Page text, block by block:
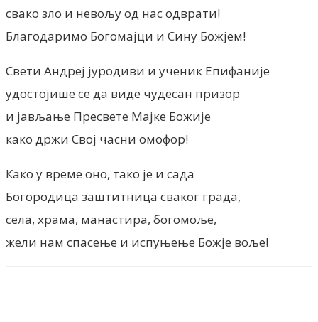
свако зло и невољу од нас одврати!
Благодаримо Богомајци и Сину Божјем!
Свети Андреј јуродиви и ученик Епифаније
удостојише се да виде чудесан призор
и јављање Пресвете Мајке Божије
како држи Свој часни омофор!
Како у време оно, тако је и сада
Богородица заштитница сваког града,
села, храма, манастира, богомоље,
жели нам спасење и испуњење Божје воље!